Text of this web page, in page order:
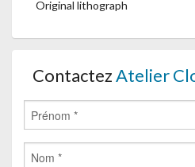
Original lithograph
ContactezAtelier